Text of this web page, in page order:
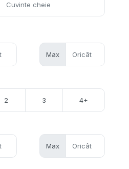
Max
2 3 4+
Max